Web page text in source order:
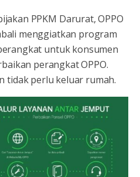
PPKM Darurat, OPPO
menggiatkan program
untuk konsumen
perangkat OPPO.
tidak perlu keluar rumah.